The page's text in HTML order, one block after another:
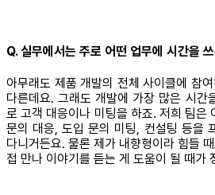
Q. 실무에서는 주로 어떤 업무에 시간을
아무래도 제품 개발의 전체 사이클에 참
다른데요. 그래도 개발에 가장 많은 시간
로 고객 대응이나 미팅을 하죠. 저희 팀은
문의 대응, 도입 문의 미팅, 컨설팅 등을
다니거든요. 물론 제가 내향형이라 힘들
접 만나 이야기를 듣는 게 도움이 될 때가